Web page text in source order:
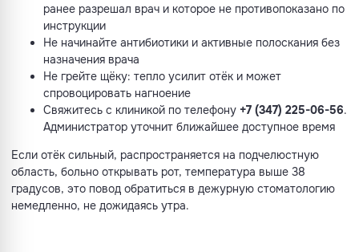
ранее разрешал врач и которое не противопоказано по
инструкции
Не начинайте антибиотики и активные полоскания без
назначения врача
Не грейте щёку: тепло усилит отёк и может
спровоцировать нагноение
Свяжитесь с клиникой по телефону +7 (347) 225-06-56.
Администратор уточнит ближайшее доступное время
Если отёк сильный, распространяется на подчелюстную
область, больно открывать рот, температура выше 38
градусов, это повод обратиться в дежурную стоматологию
немедленно, не дожидаясь утра.